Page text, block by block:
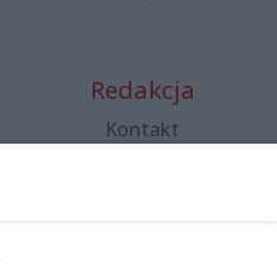
Redakcja
Kontakt